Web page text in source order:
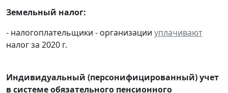
Земельный налог:
- налогоплательщики - организации уплачивают
налог за 2020 г.
Индивидуальный (персонифицированный) учет
в системе обязательного пенсионного